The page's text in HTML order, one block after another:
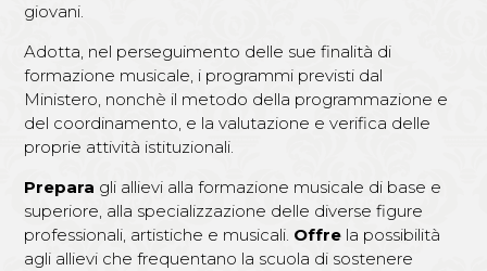
giovani.
Adotta, nel perseguimento delle sue finalità di
formazione musicale, i programmi previsti dal
Ministero, nonchè il metodo della programmazione e
del coordinamento, e la valutazione e verifica delle
proprie attività istituzionali.
Prepara gli allievi alla formazione musicale di base e
superiore, alla specializzazione delle diverse figure
professionali, artistiche e musicali. Offre la possibilità
agli allievi che frequentano la scuola di sostenere